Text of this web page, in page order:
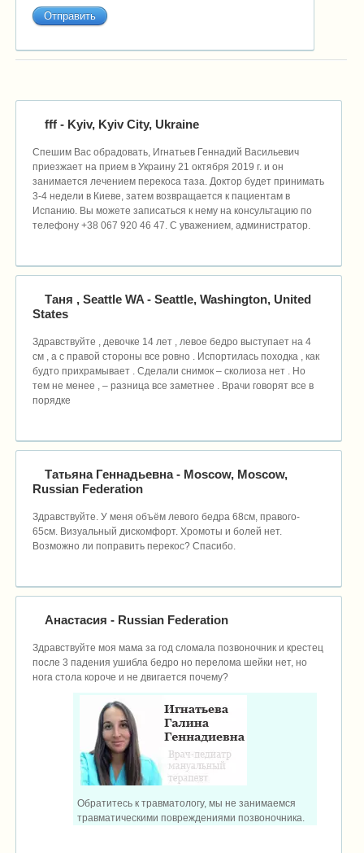
fff - Kyiv, Kyiv City, Ukraine
Спешим Вас обрадовать, Игнатьев Геннадий Васильевич
приезжает на прием в Украину 21 октября 2019 г. и он
занимается лечением перекоса таза. Доктор будет принимать
3-4 недели в Киеве, затем возвращается к пациентам в
Испанию. Вы можете записаться к нему на консультацию по
телефону +38 067 920 46 47. С уважением, администратор.
Таня , Seattle WA- Seattle, Washington, United
States
Здравствуйте , девочке 14 лет , левое бедро выступает на 4
см , а с правой стороны все ровно . Испортилась походка , как
будто прихрамывает . Сделали снимок – сколиоза нет . Но
тем не менее , – разница все заметнее . Врачи говорят все в
порядке
Татьяна Геннадьевна- Moscow, Moscow,
Russian Federation
Здравствуйте. У меня объём левого бедра 68см, правого-
65см. Визуальный дискомфорт. Хромоты и болей нет.
Возможно ли поправить перекос? Спасибо.
Анастасия - Russian Federation
Здравствуйте моя мама за год сломала позвоночник и крестец
после 3 падения ушибла бедро но перелома шейки нет, но
нога стола короче и не двигается почему?
Обратитесь к травматологу, мы не занимаемся
травматическими повреждениями позвоночника.